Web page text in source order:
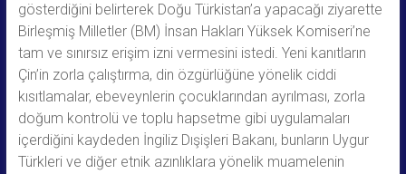
gösterdiğini belirterek Doğu Türkistan’a yapacağı ziyarette
Birleşmiş Milletler (BM) İnsan Hakları Yüksek Komiseri’ne
tam ve sınırsız erişim izni vermesini istedi. Yeni kanıtların
Çin’in zorla çalıştırma, din özgürlüğüne yönelik ciddi
kısıtlamalar, ebeveynlerin çocuklarından ayrılması, zorla
doğum kontrolü ve toplu hapsetme gibi uygulamaları
içerdiğini kaydeden İngiliz Dışişleri Bakanı, bunların Uygur
Türkleri ve diğer etnik azınlıklara yönelik muamelenin